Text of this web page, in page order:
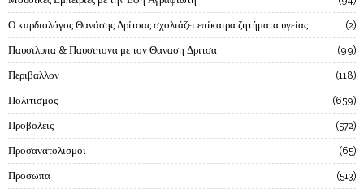
Ο καρδιολόγος Θανάσης Δρίτσας σχολιάζει επίκαιρα ζητήματα υγείας 2
Παυσιλυπα & Παυσιπονα με τον Θαναση Δριτσα 99
Περιβαλλον 118
Πολιτισμος 659
Προβολεις 572
Προσανατολισμοι 65
Προσωπα 513